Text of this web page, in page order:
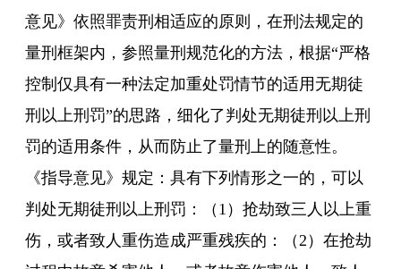
意见》依照罪责刑相适应的原则，在刑法规定的
量刑框架内，参照量刑规范化的方法，根据“严格
控制仅具有一种法定加重处罚情节的适用无期徒
刑以上刑罚”的思路，细化了判处无期徒刑以上刑
罚的适用条件，从而防止了量刑上的随意性。
《指导意见》规定：具有下列情形之一的，可以
判处无期徒刑以上刑罚：（1）抢劫致三人以上重
伤，或者致人重伤造成严重残疾的：（2）在抢劫